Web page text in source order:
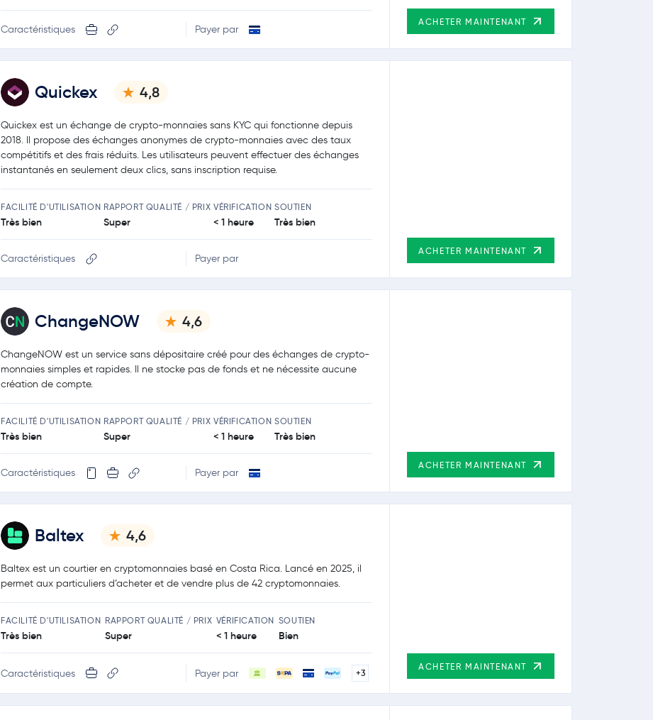
Caractéristiques Payer par
ACHETER MAINTENANT
Quickex 4,8
Quickex est un échange de crypto-monnaies sans KYC qui fonctionne depuis
2018. Il propose des échanges anonymes de crypto-monnaies avec des taux
compétitifs et des frais réduits. Les utilisateurs peuvent effectuer des échanges
instantanés en seulement deux clics, sans inscription requise.
FACILITÉ D'UTILISATION
Très bien
RAPPORT QUALITÉ / PRIX
Super
VÉRIFICATION
< 1 heure
SOUTIEN
Très bien
Caractéristiques Payer par
ACHETER MAINTENANT
ChangeNOW 4,6
ChangeNOW est un service sans dépositaire créé pour des échanges de crypto-
monnaies simples et rapides. Il ne stocke pas de fonds et ne nécessite aucune
création de compte.
FACILITÉ D'UTILISATION
Très bien
RAPPORT QUALITÉ / PRIX
Super
VÉRIFICATION
< 1 heure
SOUTIEN
Très bien
Caractéristiques Payer par
ACHETER MAINTENANT
Baltex 4,6
Baltex est un courtier en cryptomonnaies basé en Costa Rica. Lancé en 2025, il
permet aux particuliers d’acheter et de vendre plus de 42 cryptomonnaies.
FACILITÉ D'UTILISATION
Très bien
RAPPORT QUALITÉ / PRIX
Super
VÉRIFICATION
< 1 heure
SOUTIEN
Bien
Caractéristiques Payer par +3
ACHETER MAINTENANT